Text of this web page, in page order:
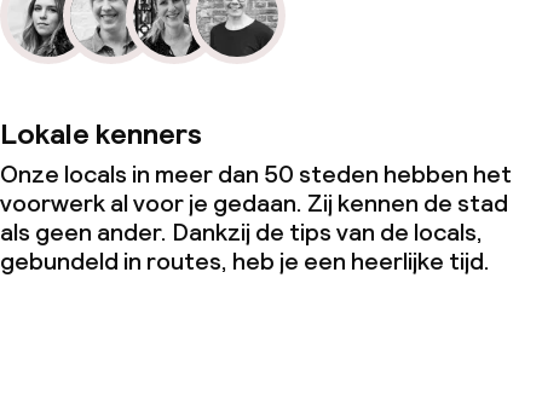
Lokale kenners
Onze locals in meer dan 50 steden hebben het
voorwerk al voor je gedaan. Zij kennen de stad
als geen ander. Dankzij de tips van de locals,
gebundeld in routes, heb je een heerlijke tijd.